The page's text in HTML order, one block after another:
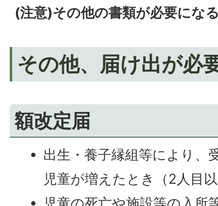
(注意)その他の書類が必要にな
その他、届け出が必
額改定届
出生・養子縁組等により、
児童が増えたとき（2人目